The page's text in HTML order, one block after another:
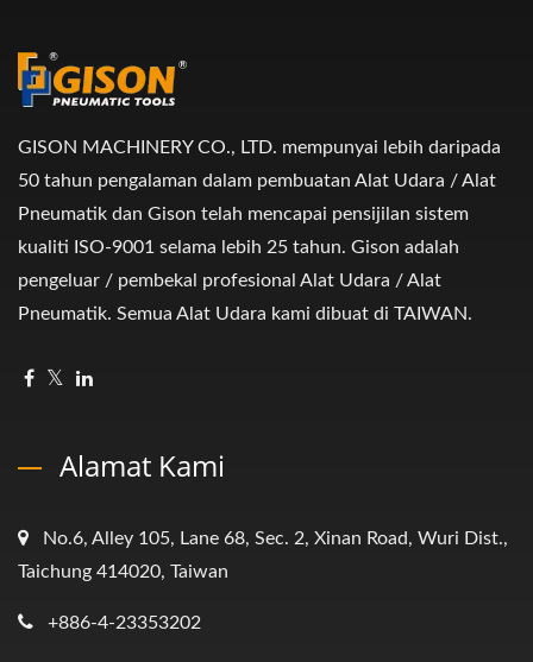
GISON MACHINERY CO., LTD. mempunyai lebih daripada
50 tahun pengalaman dalam pembuatan Alat Udara / Alat
Pneumatik dan Gison telah mencapai pensijilan sistem
kualiti ISO-9001 selama lebih 25 tahun. Gison adalah
pengeluar / pembekal profesional Alat Udara / Alat
Pneumatik. Semua Alat Udara kami dibuat di TAIWAN.
Alamat Kami
No.6, Alley 105, Lane 68, Sec. 2, Xinan Road, Wuri Dist.,
Taichung 414020, Taiwan
+886-4-23353202